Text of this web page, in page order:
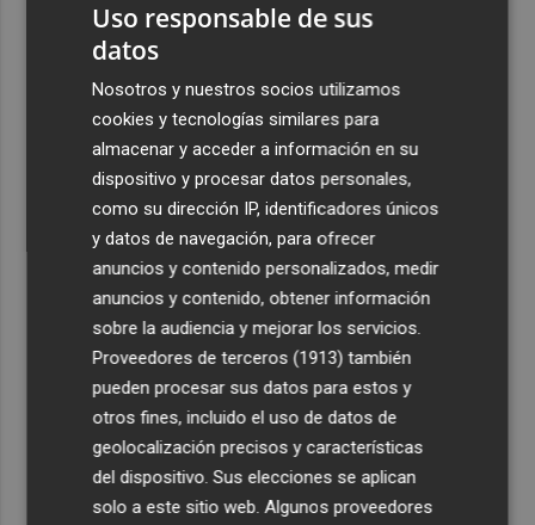
con una victoria contra el Galatasaray
Kiat Lim preside por primera vez un partido en Mestalla
Recibe toda la actualidad de
Plaza Podcast en tu correo
Quiero suscribirme
Uso responsable de sus
datos
Nosotros y nuestros socios utilizamos
cookies y tecnologías similares para
almacenar y acceder a información en su
dispositivo y procesar datos personales,
como su dirección IP, identificadores únicos
y datos de navegación, para ofrecer
anuncios y contenido personalizados, medir
anuncios y contenido, obtener información
sobre la audiencia y mejorar los servicios.
Proveedores de terceros (1913) también
pueden procesar sus datos para estos y
otros fines, incluido el uso de datos de
geolocalización precisos y características
del dispositivo. Sus elecciones se aplican
solo a este sitio web. Algunos proveedores